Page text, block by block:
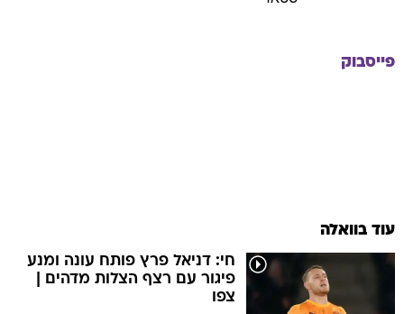
פייסבוק
עוד בוואלה
חי: דניאל פרץ פותח עונה ומנע
פיגור עם רצף הצלות מדהים |
צפו